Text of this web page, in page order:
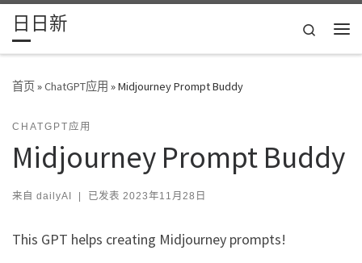
Skip to content
日日新
Search
首页»ChatGPT应用 »Midjourney Prompt Buddy
CHATGPT应用
Midjourney Prompt Buddy
来自 dailyAI | 已发表 2023年11月28日
This GPT helps creating Midjourney prompts!